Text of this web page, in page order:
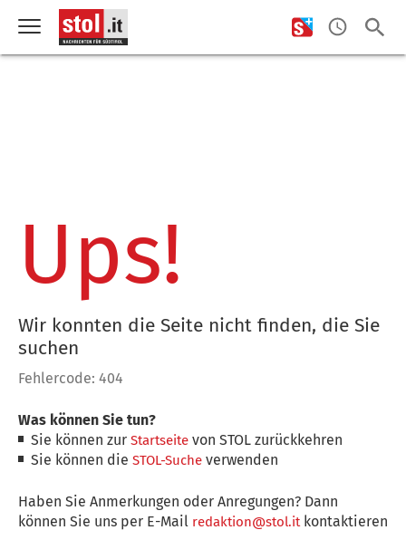
Ups!
Wir konnten die Seite nicht finden, die Sie
suchen
Fehlercode: 404
Was können Sie tun?
Sie können zurStartseite von STOL zurückkehren
Sie können dieSTOL-Suche verwenden
Haben Sie Anmerkungen oder Anregungen? Dann
können Sie uns per E-Mail redaktion@stol.itkontaktieren